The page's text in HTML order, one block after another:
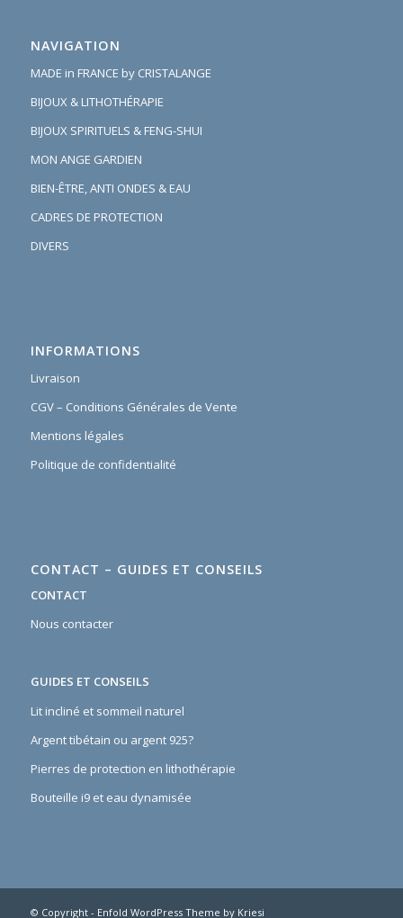
NAVIGATION
MADE in FRANCE by CRISTALANGE
BIJOUX & LITHOTHÉRAPIE
BIJOUX SPIRITUELS & FENG-SHUI
MON ANGE GARDIEN
BIEN-ÊTRE, ANTI ONDES & EAU
CADRES DE PROTECTION
DIVERS
INFORMATIONS
Livraison
CGV – Conditions Générales de Vente
Mentions légales
Politique de confidentialité
CONTACT – GUIDES ET CONSEILS
CONTACT
Nous contacter
GUIDES ET CONSEILS
Lit incliné et sommeil naturel
Argent tibétain ou argent 925?
Pierres de protection en lithothérapie
Bouteille i9 et eau dynamisée
© Copyright - Enfold WordPress Theme by Kriesi